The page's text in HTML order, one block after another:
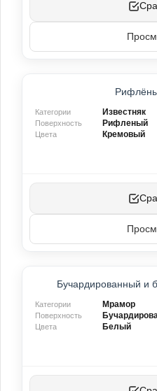
Категории Известняк
Поверхность Рифленый
Цвета Кремовый
Бучардированный и
Категории Мрамор
Поверхность
Цвета Белый